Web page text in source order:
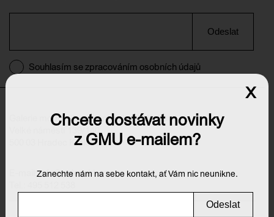
Odeslat
Souhlasím se zpracováním osobních údajů
Galerie moderního umění v Hradci Králové
500 03 Hradec Králové
E-mail:info@galeriehk.cz
Chcete dostávat novinky
z GMU e-mailem?
Zanechte nám na sebe kontakt, ať Vám nic neunikne.
Odeslat
x